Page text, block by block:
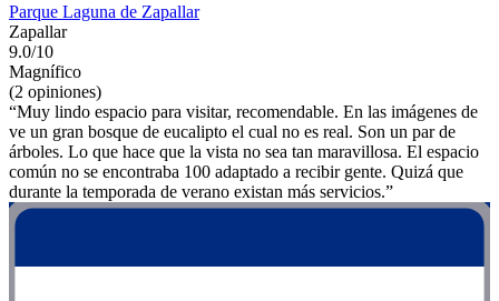
Parque Laguna de Zapallar
Zapallar
9.0/10
Magnífico
(2 opiniones)
“Muy lindo espacio para visitar, recomendable. En las imágenes de
ve un gran bosque de eucalipto el cual no es real. Son un par de
árboles. Lo que hace que la vista no sea tan maravillosa. El espacio
común no se encontraba 100 adaptado a recibir gente. Quizá que
durante la temporada de verano existan más servicios.”